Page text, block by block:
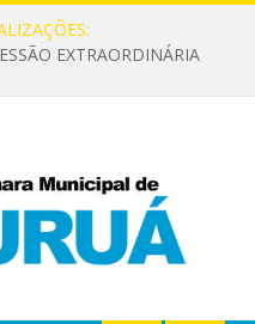
EXTRAORDINÁRIA